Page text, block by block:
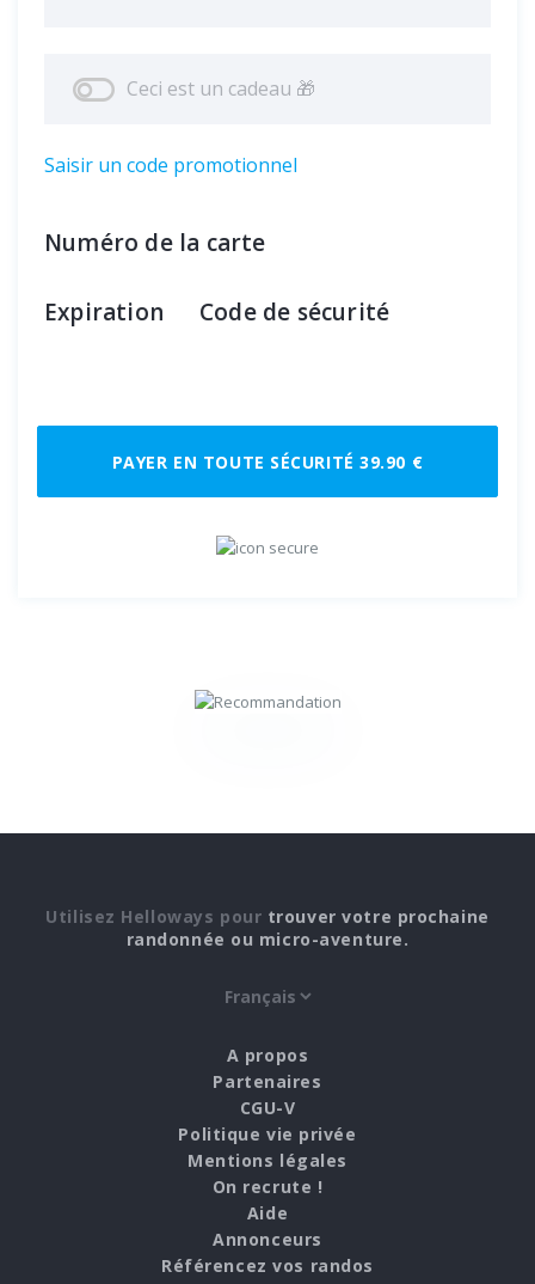
Ceci est un cadeau 🎁
Saisir un code promotionnel
Numéro de la carte
Expiration Code de sécurité
PAYER EN TOUTE SÉCURITÉ 39.90 €
Utilisez Helloways pour trouver votre prochaine
randonnée ou micro-aventure.
A propos
Partenaires
CGU-V
Politique vie privée
Mentions légales
On recrute !
Aide
Annonceurs
Référencez vos randos